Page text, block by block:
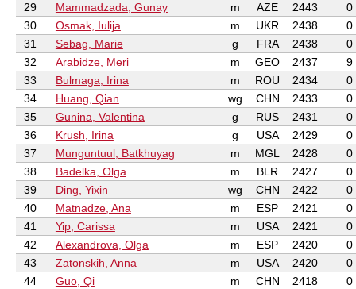
29
Mammadzada, Gunay m AZE 2443
0
30
Osmak, Iulija m UKR 2438
0
31
Sebag, Marie g FRA 2438
0
32
Arabidze, Meri m GEO 2437
9
33
Bulmaga, Irina m ROU 2434
0
34
Huang, Qian wg CHN 2433
0
35
Gunina, Valentina g RUS 2431
0
36
Krush, Irina g USA 2429
0
37
Munguntuul, Batkhuyag m MGL 2428
0
38
Badelka, Olga m BLR 2427
0
39
Ding, Yixin wg CHN 2422
0
40
Matnadze, Ana m ESP 2421
0
41
Yip, Carissa m USA 2421
0
42
Alexandrova, Olga m ESP 2420
0
43
Zatonskih, Anna m USA 2420
0
44
Guo, Qi m CHN 2418
0